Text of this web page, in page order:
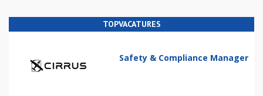
TOPVACATURES
Safety & Compliance Manager